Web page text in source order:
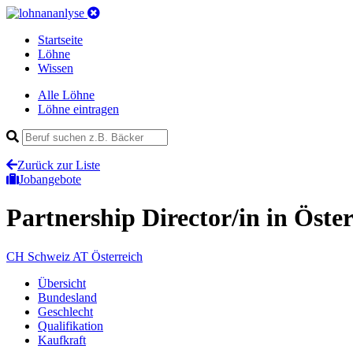
Startseite
Löhne
Wissen
Alle Löhne
Löhne eintragen
Zurück zur Liste
Jobangebote
Partnership Director/in in
CH Schweiz AT Österreich
Übersicht
Bundesland
Geschlecht
Qualifikation
Kaufkraft